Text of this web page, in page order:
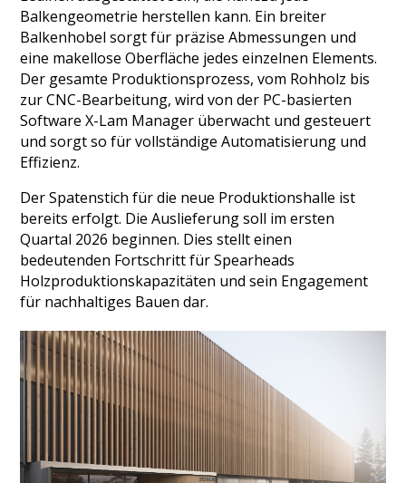
Balkengeometrie herstellen kann. Ein breiter
Balkenhobel sorgt für präzise Abmessungen und
eine makellose Oberfläche jedes einzelnen Elements.
Der gesamte Produktionsprozess, vom Rohholz bis
zur CNC-Bearbeitung, wird von der PC-basierten
Software X-Lam Manager überwacht und gesteuert
und sorgt so für vollständige Automatisierung und
Effizienz.
Der Spatenstich für die neue Produktionshalle ist
bereits erfolgt. Die Auslieferung soll im ersten
Quartal 2026 beginnen. Dies stellt einen
bedeutenden Fortschritt für Spearheads
Holzproduktionskapazitäten und sein Engagement
für nachhaltiges Bauen dar.